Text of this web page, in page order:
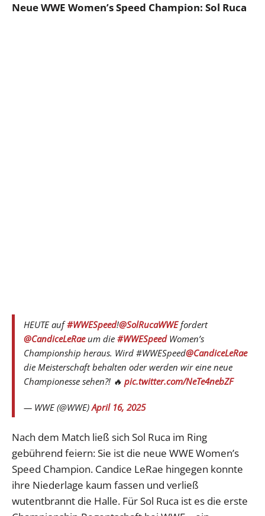
Neue WWE Women’s Speed Champion: Sol Ruca
HEUTE auf#WWESpeed!@SolRucaWWEfordert
@CandiceLeRaeum die #WWESpeedWomen’s
Championship heraus. Wird #WWESpeed@CandiceLeRae
die Meisterschaft behalten oder werden wir eine neue
Championesse sehen?! 🔥 pic.twitter.com/NeTe4nebZF
— WWE (@WWE)April 16, 2025
Nach dem Match ließ sich Sol Ruca im Ring
gebührend feiern: Sie ist die neue WWE Women’s
Speed Champion. Candice LeRae hingegen konnte
ihre Niederlage kaum fassen und verließ
wutentbrannt die Halle. Für Sol Ruca ist es die erste